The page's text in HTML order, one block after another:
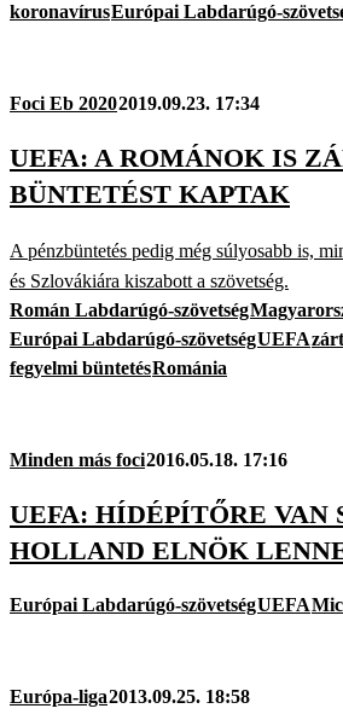
koronavírusEurópai Labdarúgó-
Foci Eb 20202019.09.23. 17:34
UEFA: A ROMÁNOK IS
BÜNTETÉST KAPTAK
A pénzbüntetés pedig még súlyosabb is,
és Szlovákiára kiszabott a szövetség.
Román Labdarúgó-szövetség
Európai Labdarúgó-szövetségUEFA
fegyelmi büntetésRománia
Minden más foci2016.05.18. 17:16
UEFA: HÍDÉPÍTŐRE VAN
HOLLAND ELNÖK
Európai Labdarúgó-szövetségUEFA
Európa-liga2013.09.25. 18:58